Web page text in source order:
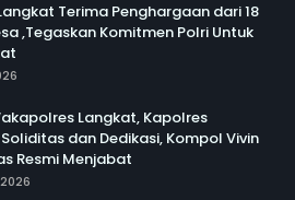
Terima Penghargaan dari 18
,Tegaskan Komitmen Polri Untuk
Langkat, Kapolres
dan Dedikasi, Kompol Vivin
Resmi Menjabat